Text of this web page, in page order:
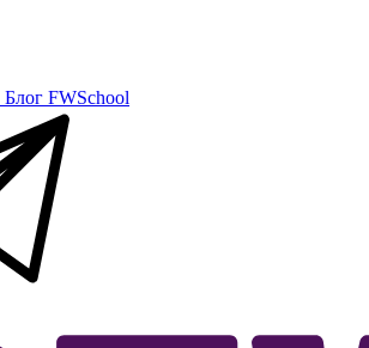
Блог FWSchool